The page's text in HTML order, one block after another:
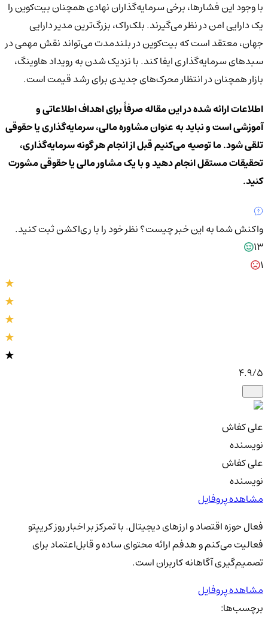
با وجود این فشارها، برخی سرمایه‌گذاران نهادی همچنان بیت‌کوین را
یک دارایی امن در نظر می‌گیرند. بلک‌راک، بزرگ‌ترین مدیر دارایی
جهان، معتقد است که بیت‌کوین در بلندمدت می‌تواند نقش مهمی در
سبدهای سرمایه‌گذاری ایفا کند. با نزدیک شدن به رویداد هاوینگ،
بازار همچنان در انتظار محرک‌های جدیدی برای رشد قیمت است.
اطلاعات ارائه شده در این مقاله صرفاً برای اهداف اطلاعاتی و
آموزشی است و نباید به عنوان مشاوره مالی، سرمایه‌گذاری یا حقوقی
تلقی شود. ما توصیه می‌کنیم قبل از انجام هر گونه سرمایه‌گذاری،
تحقیقات مستقل انجام دهید و با یک مشاور مالی یا حقوقی مشورت
کنید.
واکنش شما به این خبر چیست؟نظر خود را با ری‌اکشن ثبت کنید.
13
4.9/5
علی کفاش
نویسنده
علی کفاش
نویسنده
مشاهده پروفایل
فعال حوزه اقتصاد و ارزهای دیجیتال. با تمرکز بر اخبار روز کریپتو
فعالیت می‌کنم و هدفم ارائه محتوای ساده و قابل‌اعتماد برای
تصمیم‌گیری آگاهانه کاربران است.
مشاهده پروفایل
برچسب‌ها: